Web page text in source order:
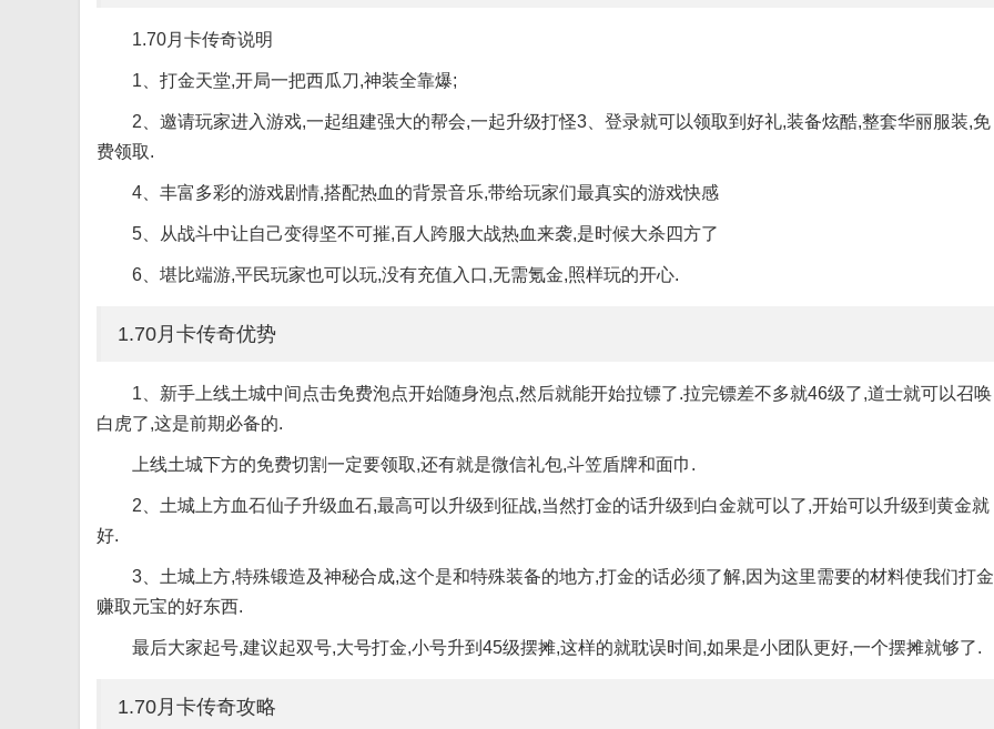
1.70月卡传奇说明
1、打金天堂,开局一把西瓜刀,神装全靠爆;
2、邀请玩家进入游戏,一起组建强大的帮会,一起升级打怪3、登录就可以领取到好礼,装备炫酷,整套华丽服装,免
费领取.
4、丰富多彩的游戏剧情,搭配热血的背景音乐,带给玩家们最真实的游戏快感
5、从战斗中让自己变得坚不可摧,百人跨服大战热血来袭,是时候大杀四方了
6、堪比端游,平民玩家也可以玩,没有充值入口,无需氪金,照样玩的开心.
1.70月卡传奇优势
1、新手上线土城中间点击免费泡点开始随身泡点,然后就能开始拉镖了.拉完镖差不多就46级了,道士就可以召唤
白虎了,这是前期必备的.
上线土城下方的免费切割一定要领取,还有就是微信礼包,斗笠盾牌和面巾.
2、土城上方血石仙子升级血石,最高可以升级到征战,当然打金的话升级到白金就可以了,开始可以升级到黄金就
好.
3、土城上方,特殊锻造及神秘合成,这个是和特殊装备的地方,打金的话必须了解,因为这里需要的材料使我们打金
赚取元宝的好东西.
最后大家起号,建议起双号,大号打金,小号升到45级摆摊,这样的就耽误时间,如果是小团队更好,一个摆摊就够了.
1.70月卡传奇攻略